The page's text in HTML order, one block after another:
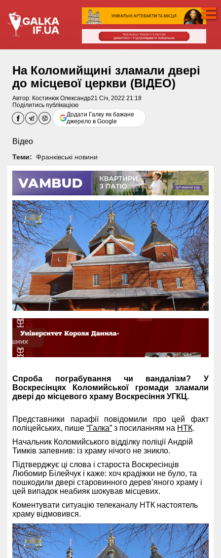
На Коломийщині зламали двері
до місцевої церкви (ВІДЕО)
Автор: Костинюк Олександр21 Січ, 2022 21:18
Поділитись публікацією
Додати Галку як бажане
джерело в Google
Відео
Теми: Франківські новини
Спроба пограбування чи вандалізм? У
Воскресінцях Коломийської громади зламали
двері до місцевого храму Воскресіння УГКЦ.
Представники парафії повідомили про цей факт
поліцейських, пише “Галка” з посиланням на НТК.
Начальник Коломийського відділку поліції Андрій
Тимків запевнив: із храму нічого не зникло.
Підтверджує ці слова і староста Воскресінців
Любомир Білейчук і каже: хоч крадіжки не було, та
пошкодили двері старовинного дерев’яного храму і
цей випадок неабияк шокував місцевих.
Коментувати ситуацію телеканалу НТК настоятель
храму відмовився.